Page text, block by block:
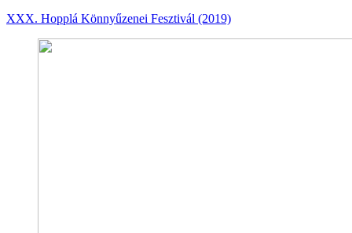
XXX. Hopplá Könnyűzenei Fesztivál (2019)